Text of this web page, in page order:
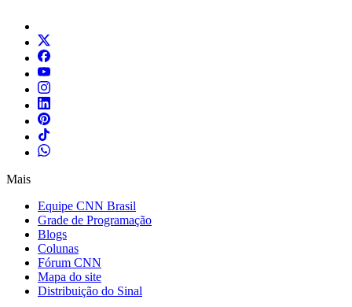
Mais
Equipe CNN Brasil
Grade de Programação
Blogs
Colunas
Fórum CNN
Mapa do site
Distribuição do Sinal